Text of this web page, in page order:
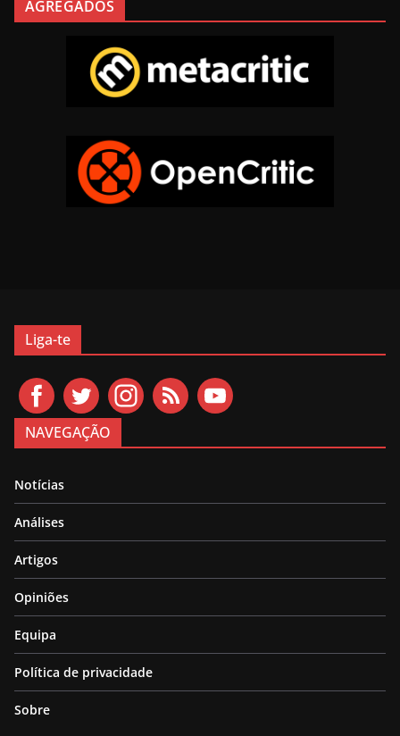
AGREGADOS
Liga-te
NAVEGAÇÃO
Notícias
Análises
Artigos
Opiniões
Equipa
Política de privacidade
Sobre